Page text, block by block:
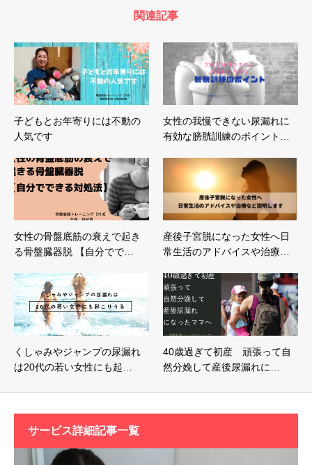
関連記事
子どもとお年寄りには不動の
人気です
女性の我慢できない尿漏れに
有効な膀胱訓練のポイント…
女性の骨盤底筋の衰えで起き
る骨盤臓器脱 【自分でで…
産後子宮脱になった女性へ日
常生活のアドバイスや治療…
くしゃみやジャンプの尿漏れ
は20代の若い女性にも起…
40歳過ぎて初産 頑張って自
然分娩して産後尿漏れに…
サービス詳細記事一覧